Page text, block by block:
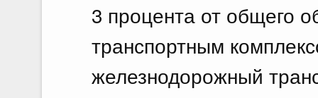
3 процента от общего
транспортным
железнодорожный